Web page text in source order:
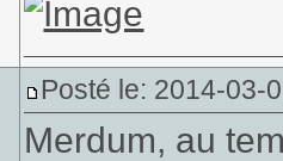
Posté le: 2014-03-
Merdum, au